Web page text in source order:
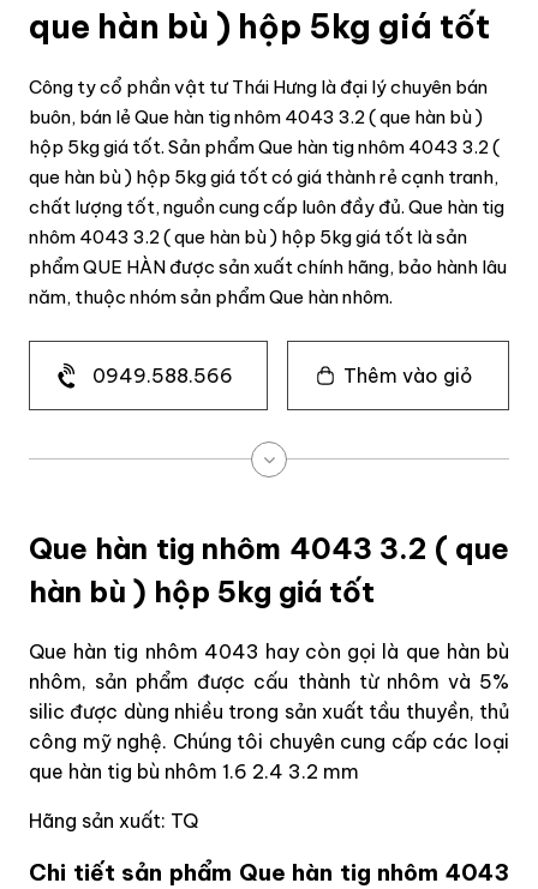
que hàn bù ) hộp 5kg giá tốt
Công ty cổ phần vật tư Thái Hưng là đại lý chuyên bán
buôn, bán lẻ Que hàn tig nhôm 4043 3.2 ( que hàn bù )
hộp 5kg giá tốt. Sản phẩm Que hàn tig nhôm 4043 3.2 (
que hàn bù ) hộp 5kg giá tốt có giá thành rẻ cạnh tranh,
chất lượng tốt, nguồn cung cấp luôn đầy đủ. Que hàn tig
nhôm 4043 3.2 ( que hàn bù ) hộp 5kg giá tốt là sản
phẩm QUE HÀN được sản xuất chính hãng, bảo hành lâu
năm, thuộc nhóm sản phẩm Que hàn nhôm.
0949.588.566 Thêm vào giỏ
Que hàn tig nhôm 4043 3.2 ( que
hàn bù ) hộp 5kg giá tốt
Que hàn tig nhôm 4043 hay còn gọi là que hàn bù
nhôm, sản phẩm được cấu thành từ nhôm và 5%
silic được dùng nhiều trong sản xuất tầu thuyền, thủ
công mỹ nghệ. Chúng tôi chuyên cung cấp các loại
que hàn tig bù nhôm 1.6 2.4 3.2 mm
Hãng sản xuất: TQ
Chi tiết sản phẩm Que hàn tig nhôm 4043